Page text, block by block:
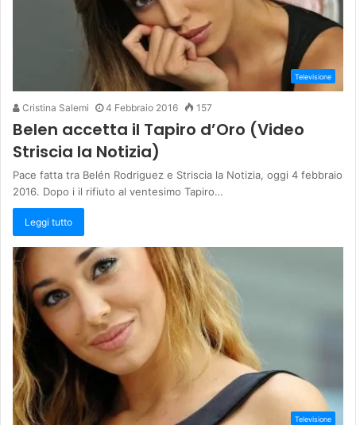
Televisione
Cristina Salemi 4 Febbraio 2016 157
Belen accetta il Tapiro d’Oro (Video
Striscia la Notizia)
Pace fatta tra Belén Rodriguez e Striscia la Notizia, oggi 4 febbraio
2016. Dopo i il rifiuto al ventesimo Tapiro…
Leggi tutto
Televisione